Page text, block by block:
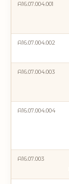
A16.07.004.001
A16.07.004.002
A16.07.004.003
A16.07.004.004
А16.07.003